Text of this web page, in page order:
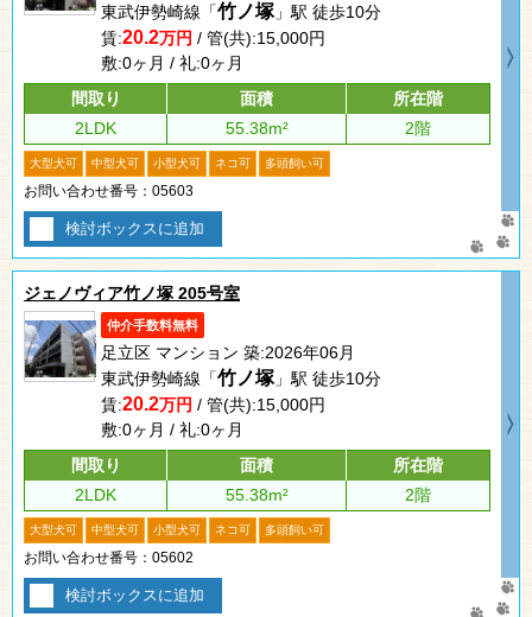
東武伊勢崎線「竹ノ塚」駅 徒歩10分
賃:20.2万円 / 管(共):15,000円
敷:0ヶ月 / 礼:0ヶ月
間取り
面積
所在階
2LDK
55.38m² 2階
大型犬可 中型犬可 小型犬可 ネコ可 多頭飼い可
お問い合わせ番号：05603
検討ボックスに追加
ジェノヴィア竹ノ塚 205号室
仲介手数料無料
足立区 マンション 築:2026年06月
東武伊勢崎線「竹ノ塚」駅 徒歩10分
賃:20.2万円 / 管(共):15,000円
敷:0ヶ月 / 礼:0ヶ月
間取り
面積
所在階
2LDK
55.38m² 2階
大型犬可 中型犬可 小型犬可 ネコ可 多頭飼い可
お問い合わせ番号：05602
検討ボックスに追加